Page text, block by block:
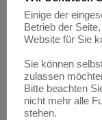
ansonsten
Nach
Bestätigung
Einige der
Betrieb der
Website für Sie
Sie können
zulassen
Bitte beachten
nicht mehr alle
stehen.